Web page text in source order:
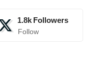
1.8k Followers
Follow